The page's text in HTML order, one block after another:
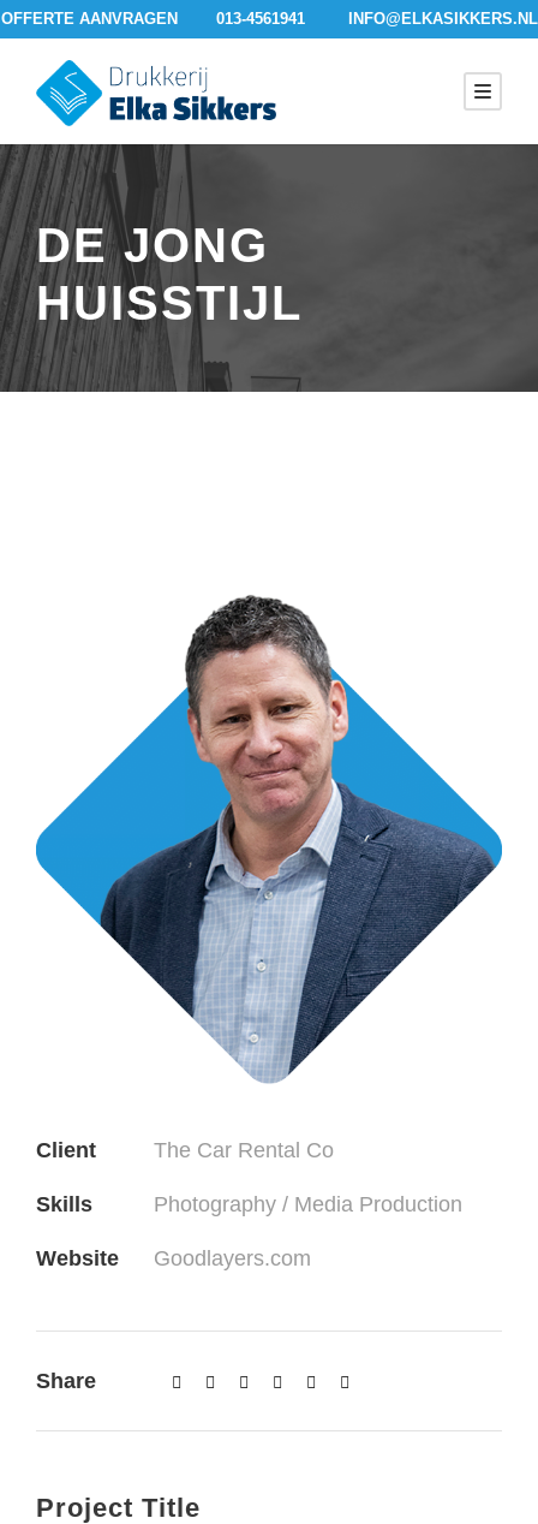
OFFERTE AANVRAGEN 013-4561941 INFO@ELKASIKKERS.NL
DE JONG
HUISSTIJL
Client The Car Rental Co
Skills Photography / Media Production
Website Goodlayers.com
Share
Project Title